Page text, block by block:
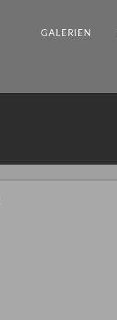
GALERIEN